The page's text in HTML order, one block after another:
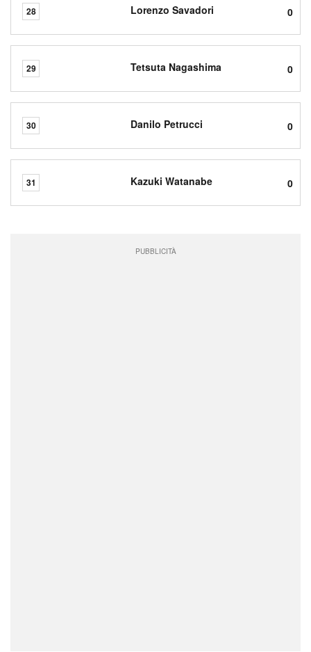
28 Lorenzo Savadori 0
29 Tetsuta Nagashima 0
30 Danilo Petrucci 0
31 Kazuki Watanabe 0
PUBBLICITÀ